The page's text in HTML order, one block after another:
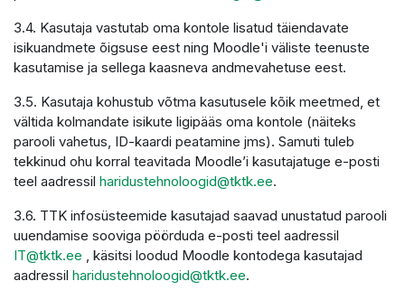
3.4. Kasutaja vastutab oma kontole lisatud täiendavate
isikuandmete õigsuse eest ning Moodle'i väliste teenuste
kasutamise ja sellega kaasneva andmevahetuse eest.
3.5. Kasutaja kohustub võtma kasutusele kõik meetmed, et
vältida kolmandate isikute ligipääs oma kontole (näiteks
parooli vahetus, ID-kaardi peatamine jms). Samuti tuleb
tekkinud ohu korral teavitada Moodle’i kasutajatuge e-posti
teel aadressil haridustehnoloogid@tktk.ee.
3.6. TTK infosüsteemide kasutajad saavad unustatud parooli
uuendamise sooviga pöörduda e-posti teel aadressil
IT@tktk.ee , käsitsi loodud Moodle kontodega kasutajad
aadressil haridustehnoloogid@tktk.ee.